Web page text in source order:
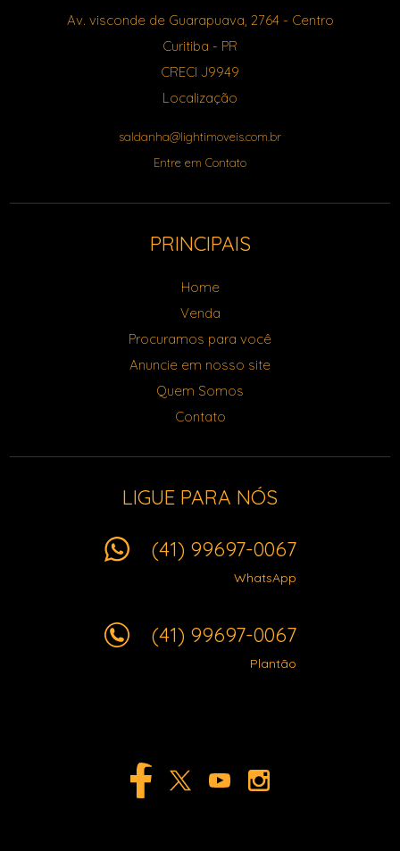
Av. visconde de Guarapuava, 2764- Centro
Curitiba - PR
CRECI J9949
Localização
saldanha@lightimoveis.com.br
Entre em Contato
PRINCIPAIS
Home
Venda
Procuramos para você
Anuncie em nosso site
Quem Somos
Contato
LIGUE PARA NÓS
(41) 99697-0067
WhatsApp
(41) 99697-0067
Plantão